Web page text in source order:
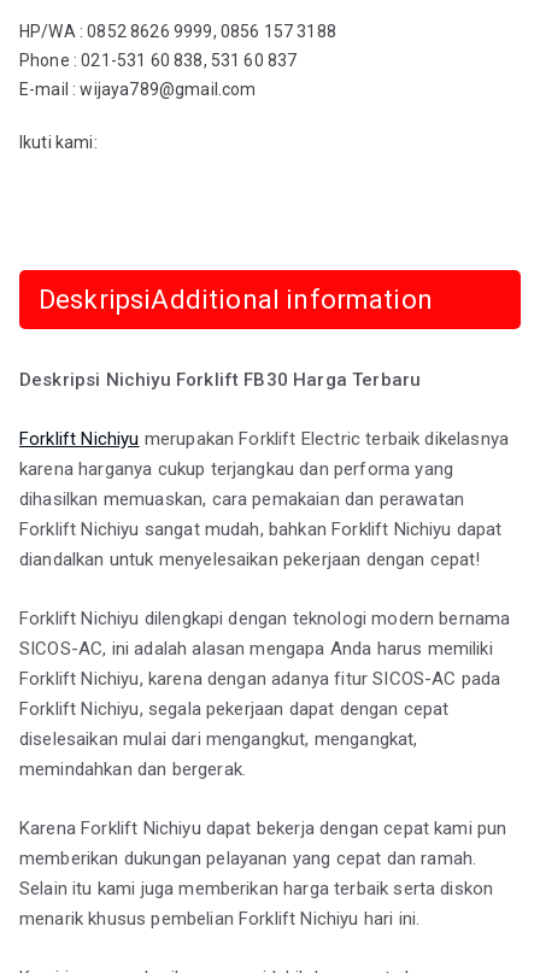
HP/WA : 0852 8626 9999, 0856 157 3188
Phone : 021-531 60 838, 531 60 837
E-mail : wijaya789@gmail.com
Ikuti kami:
DeskripsiAdditional information
Deskripsi Nichiyu Forklift FB30 Harga Terbaru
Forklift Nichiyu merupakan Forklift Electric terbaik dikelasnya
karena harganya cukup terjangkau dan performa yang
dihasilkan memuaskan, cara pemakaian dan perawatan
Forklift Nichiyu sangat mudah, bahkan Forklift Nichiyu dapat
diandalkan untuk menyelesaikan pekerjaan dengan cepat!
Forklift Nichiyu dilengkapi dengan teknologi modern bernama
SICOS-AC, ini adalah alasan mengapa Anda harus memiliki
Forklift Nichiyu, karena dengan adanya fitur SICOS-AC pada
Forklift Nichiyu, segala pekerjaan dapat dengan cepat
diselesaikan mulai dari mengangkut, mengangkat,
memindahkan dan bergerak.
Karena Forklift Nichiyu dapat bekerja dengan cepat kami pun
memberikan dukungan pelayanan yang cepat dan ramah.
Selain itu kami juga memberikan harga terbaik serta diskon
menarik khusus pembelian Forklift Nichiyu hari ini.